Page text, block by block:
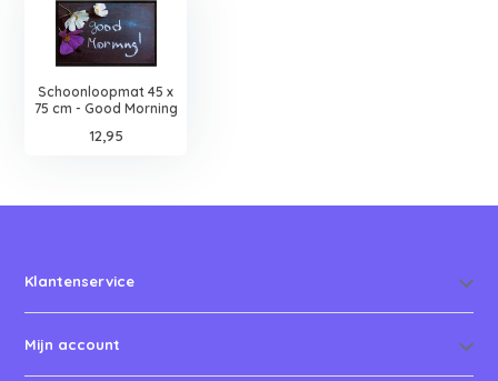
Schoonloopmat 45 x
75 cm - Good Morning
12,95
Klantenservice
Mijn account